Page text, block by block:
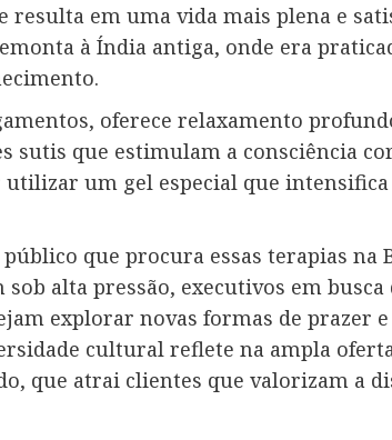
resulta em uma vida mais plena e
à Índia antiga, onde era
oferece relaxamento
sutis que estimulam a consciência
um gel especial que intensifica
que procura essas terapias na
alta pressão, executivos em busca
explorar novas formas de prazer e
cultural reflete na ampla
que atrai clientes que valorizam a